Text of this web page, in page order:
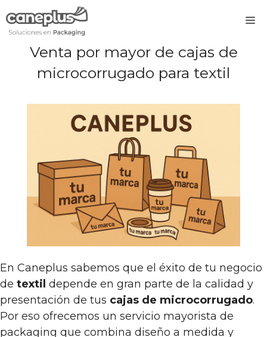
al
Venta por mayor de cajas de
microcorrugado para textil
En Caneplus sabemos que el éxito de tu negocio
de textil depende en gran parte de la calidad y
presentación de tus cajas de microcorrugado.
Por eso ofrecemos un servicio mayorista de
packaging que combina diseño a medida y